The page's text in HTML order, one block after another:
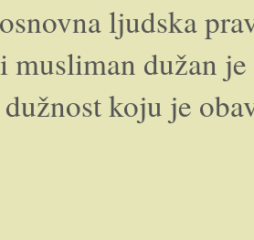
ljudska
musliman dužan
koju je